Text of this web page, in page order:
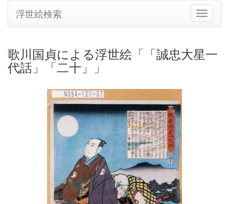
ナ
ビ
シ
浮世絵検索
歌川国貞による浮世絵「「誠忠大星一
代話」「二十」」